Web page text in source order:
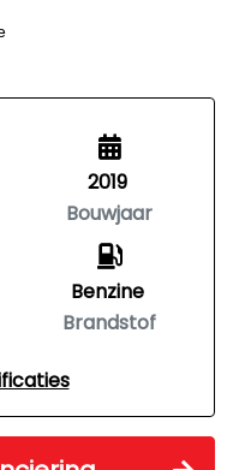
2019
Bouwjaar
Benzine
Brandstof